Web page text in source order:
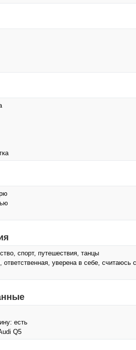
спорт, путешествия, танцы
ответственная, уверена в себе, считаюсь
есть
Q5